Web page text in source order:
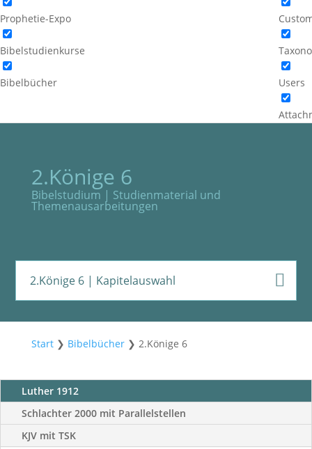
Prophetie-Expo
Bibelstudienkurse
Bibelbücher Users
2.Könige 6
Bibelstudium | Studienmaterial und
Themenausarbeitungen
2.Könige 6 | Kapitelauswahl
Start❯ Bibelbücher❯ 2.Könige 6
Luther 1912
Schlachter 2000 mit Parallelstellen
KJV mit TSK